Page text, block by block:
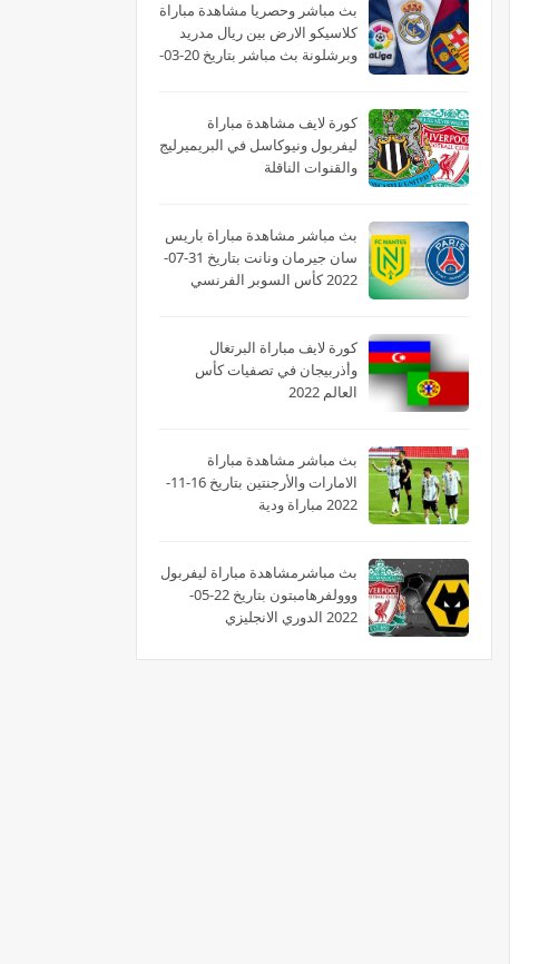
بث مباشر وحصريا مشاهدة مباراة
كلاسيكو الارض بين ريال مدريد
وبرشلونة بث مباشر بتاريخ 20-03-
كورة لايف مشاهدة مباراة
ليفربول ونيوكاسل في البريميرليج
والقنوات الناقلة
بث مباشر مشاهدة مباراة باريس
سان جيرمان ونانت بتاريخ 31-07-
2022 كأس السوبر الفرنسي
كورة لايف مباراة البرتغال
وأذربيجان في تصفيات كأس
العالم 2022
بث مباشر مشاهدة مباراة
الامارات والأرجنتين بتاريخ 16-11-
2022 مباراة ودية
بث مباشرمشاهدة مباراة ليفربول
ووولفرهامبتون بتاريخ 22-05-
2022 الدوري الانجليزي